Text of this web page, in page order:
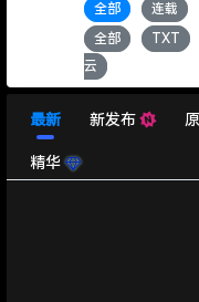
全部 连载
全部 TXT
云
最新 新发布
精华